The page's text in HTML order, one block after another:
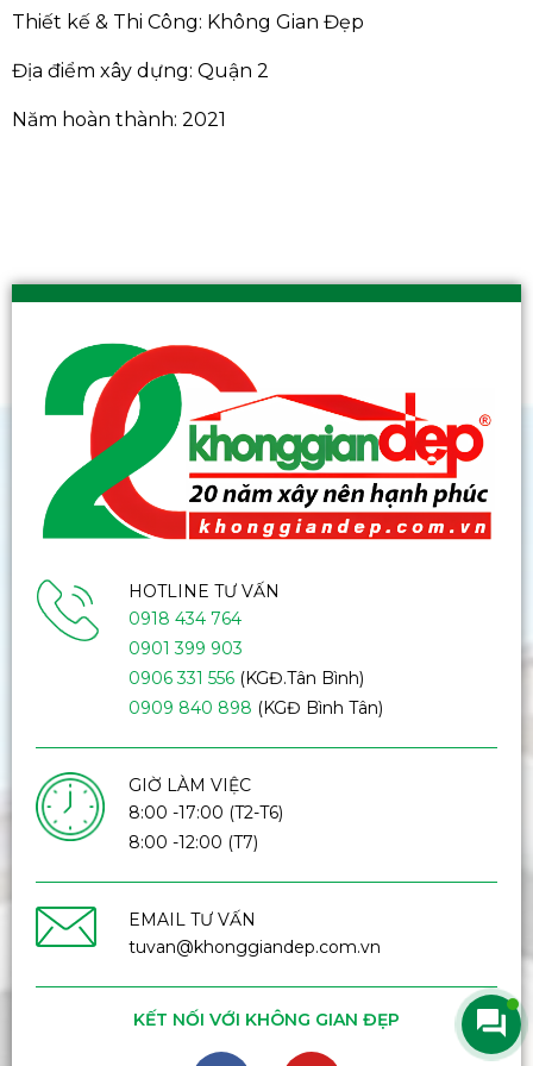
Thiết kế & Thi Công: Không Gian Đẹp
Địa điểm xây dựng: Quận 2
Năm hoàn thành: 2021
HOTLINE TƯ VẤN
0918 434 764
0901 399 903
0906 331 556(KGĐ.Tân Bình)
0909 840 898 (KGĐ Bình Tân)
GIỜ LÀM VIỆC
8:00 -17:00 (T2-T6)
8:00 -12:00 (T7)
EMAIL TƯ VẤN
tuvan@khonggiandep.com.vn
KẾT NỐI VỚI KHÔNG GIAN ĐẸP